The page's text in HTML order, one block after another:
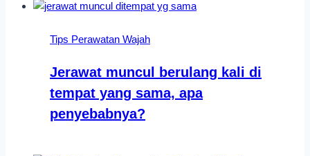
Tips Perawatan Wajah
Jerawat muncul berulang kali di
tempat yang sama, apa
penyebabnya?